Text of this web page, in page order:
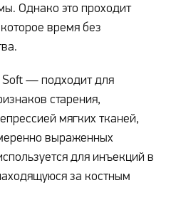
Однако это проходит
время без
— подходит для
старения,
мягких тканей,
выраженных
для инъекций в
за костным